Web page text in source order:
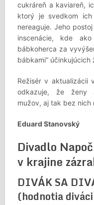
cukráreň a kaviareň,
ktorý je svedkom
nereaguje. Jeho
inscenácie, kde
bábkoherca za
bábkami“ účinkujúcich
Režisér v aktualizácii
odkazuje, že ženy
mužov, aj tak bez
Eduard Stanovský
Divadlo
v krajine
DIVÁK SA
(hodnotia